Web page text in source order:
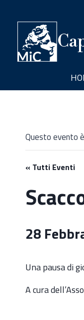
contenuto
Questo evento
« Tutti Eventi
28
Una pausa di
A cura